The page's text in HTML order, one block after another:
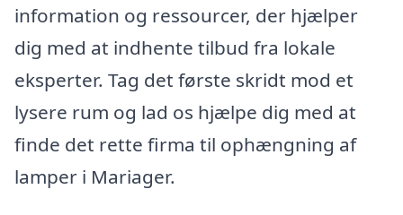
information og ressourcer, der hjælper
dig med at indhente tilbud fra lokale
eksperter. Tag det første skridt mod et
lysere rum og lad os hjælpe dig med at
finde det rette firma til ophængning af
lamper i Mariager.